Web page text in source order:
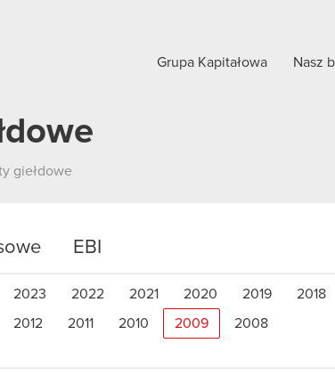
Grupa Kapitałowa Nasz
giełdowe
EBI
2023 2022 2021 2020 2019 2018
2012 2011 2010 2009 2008